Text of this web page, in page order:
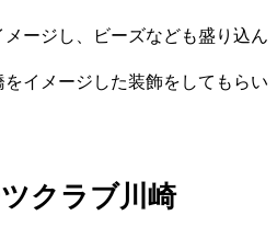
ージし、ビーズなども盛り込ん
イメージした装飾をしてもらい
クラブ川崎